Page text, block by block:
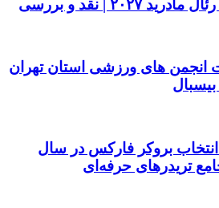
۲۰۲۷ | نقد و بررسی
انجمن های ورزشی استان تهران
بیسبال
بروکر فارکس در سال